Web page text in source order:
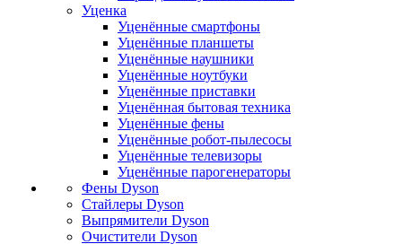
Уценка
Уценённые смартфоны
Уценённые планшеты
Уценённые наушники
Уценённые ноутбуки
Уценённые приставки
Уценённая бытовая техника
Уценённые фены
Уценённые робот-пылесосы
Уценённые телевизоры
Уценённые парогенераторы
Фены Dyson
Стайлеры Dyson
Выпрямители Dyson
Очистители Dyson